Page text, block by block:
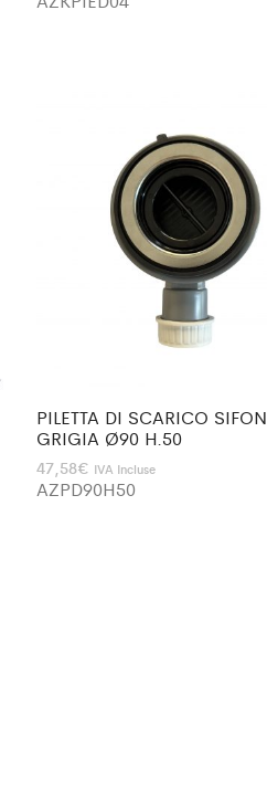
PILETTA DI SCARICO
GRIGIA Ø90 H.50
47,58€ IVA Incluse
AZPD90H50